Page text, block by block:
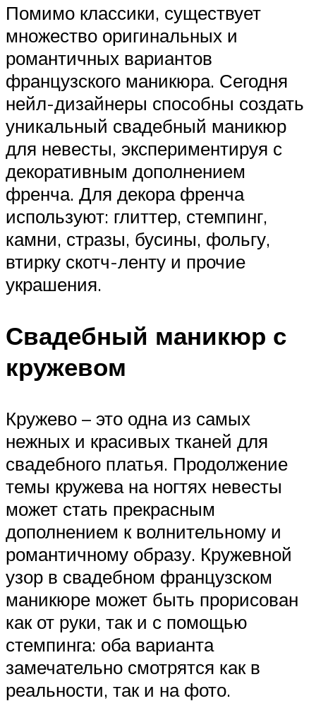
Помимо классики, существует
множество оригинальных и
романтичных вариантов
французского маникюра. Сегодня
нейл-дизайнеры способны создать
уникальный свадебный маникюр
для невесты, экспериментируя с
декоративным дополнением
френча. Для декора френча
используют: глиттер, стемпинг,
камни, стразы, бусины, фольгу,
втирку скотч-ленту и прочие
украшения.
Свадебный маникюр с
кружевом
Кружево – это одна из самых
нежных и красивых тканей для
свадебного платья. Продолжение
темы кружева на ногтях невесты
может стать прекрасным
дополнением к волнительному и
романтичному образу. Кружевной
узор в свадебном французском
маникюре может быть прорисован
как от руки, так и с помощью
стемпинга: оба варианта
замечательно смотрятся как в
реальности, так и на фото.